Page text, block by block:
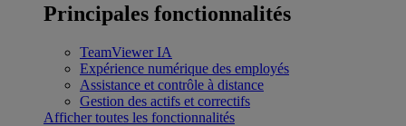
Principales fonctionnalités
TeamViewer IA
Expérience numérique des employés
Assistance et contrôle à distance
Gestion des actifs et correctifs
Afficher toutes les fonctionnalités